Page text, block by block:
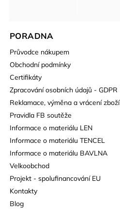
PORADNA
Průvodce nákupem
Obchodní podmínky
Certifikáty
Zpracování osobních údajů - GDPR
Reklamace, výměna a vrácení zboží
Pravidla FB soutěže
Informace o materiálu LEN
Informace o materiálu TENCEL
Informace o materiálu BAVLNA
Velkoobchod
Projekt - spolufinancování EU
Kontakty
Blog